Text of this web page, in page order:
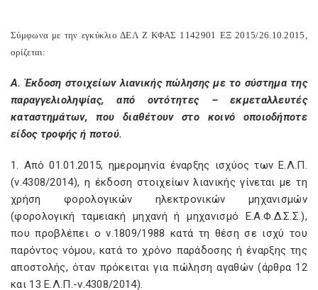
Σύμφωνα με την εγκύκλιο ΔΕΛ Ζ ΚΦΑΣ 1142901 ΕΞ 2015/26.10.2015,
ορίζεται:
Α. Έκδοση στοιχείων λιανικής πώλησης με το σύστημα της
παραγγελιοληψίας, από οντότητες – εκμεταλλευτές
καταστημάτων, που διαθέτουν στο κοινό οποιοδήποτε
είδος τροφής ή ποτού.
1. Από 01.01.2015, ημερομηνία έναρξης ισχύος των Ε.Λ.Π.
(ν.4308/2014), η έκδοση στοιχείων λιανικής γίνεται με τη
χρήση φορολογικών ηλεκτρονικών μηχανισμών
(φορολογική ταμειακή μηχανή ή μηχανισμό Ε.Α.Φ.Δ.Σ.Σ.),
που προβλέπει ο ν.1809/1988 κατά τη θέση σε ισχύ του
παρόντος νόμου, κατά το χρόνο παράδοσης ή έναρξης της
αποστολής, όταν πρόκειται για πώληση αγαθών (άρθρα 12
και 13 Ε.Λ.Π.-ν.4308/2014).